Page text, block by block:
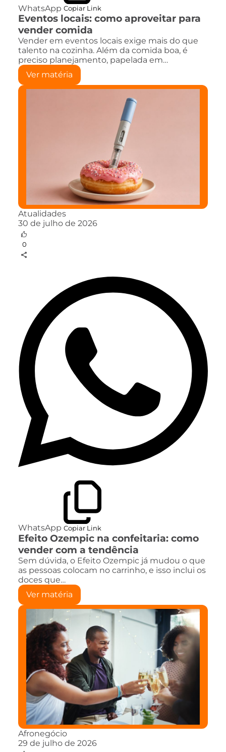
WhatsApp Copiar Link
Eventos locais: como aproveitar para
vender comida
Vender em eventos locais exige mais do que
talento na cozinha. Além da comida boa, é
preciso planejamento, papelada em…
Ver matéria
Atualidades
30 de julho de 2026
0
WhatsApp Copiar Link
Efeito Ozempic na confeitaria: como
vender com a tendência
Sem dúvida, o Efeito Ozempic já mudou o que
as pessoas colocam no carrinho, e isso inclui os
doces que…
Ver matéria
Afronegócio
29 de julho de 2026